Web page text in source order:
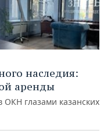
наследия:
аренды
глазами казанских